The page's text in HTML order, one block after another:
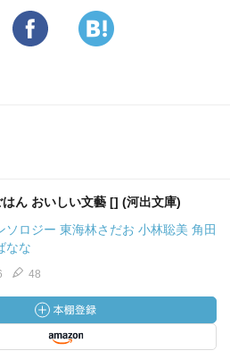
ん おいしい文藝 [] (河出文庫)
ソロジー 東海林さだお 小林聡美 角田
なな
48